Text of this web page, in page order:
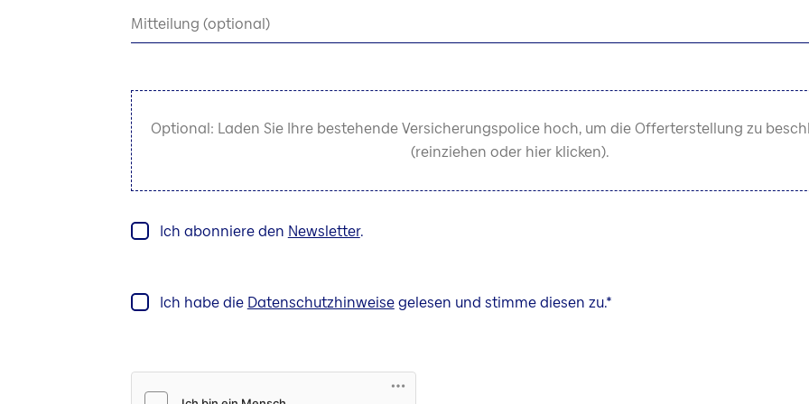
Mitteilung (optional)
Optional: Laden Sie Ihre bestehende Versicherungspolice hoch, um die Offerterstellung zu
(reinziehen oder hier klicken).
Ich abonniere den Newsletter.
Ich habe die Datenschutzhinweisegelesen und stimme diesen zu.